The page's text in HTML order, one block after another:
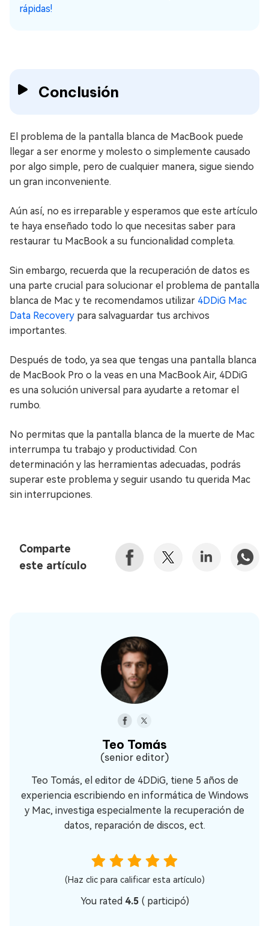
rápidas!
Conclusión
El problema de la pantalla blanca de MacBook puede
llegar a ser enorme y molesto o simplemente causado
por algo simple, pero de cualquier manera, sigue siendo
un gran inconveniente.
Aún así, no es irreparable y esperamos que este artículo
te haya enseñado todo lo que necesitas saber para
restaurar tu MacBook a su funcionalidad completa.
Sin embargo, recuerda que la recuperación de datos es
una parte crucial para solucionar el problema de pantalla
blanca de Mac y te recomendamos utilizar 4DDiG Mac
Data Recovery para salvaguardar tus archivos
importantes.
Después de todo, ya sea que tengas una pantalla blanca
de MacBook Pro o la veas en una MacBook Air, 4DDiG
es una solución universal para ayudarte a retomar el
rumbo.
No permitas que la pantalla blanca de la muerte de Mac
interrumpa tu trabajo y productividad. Con
determinación y las herramientas adecuadas, podrás
superar este problema y seguir usando tu querida Mac
sin interrupciones.
Comparte
este artículo
Teo Tomás
(senior editor)
Teo Tomás, el editor de 4DDiG, tiene 5 años de
experiencia escribiendo en informática de Windows
y Mac, investiga especialmente la recuperación de
datos, reparación de discos, ect.
(Haz clic para calificar esta artículo)
You rated 4.5 (participó)